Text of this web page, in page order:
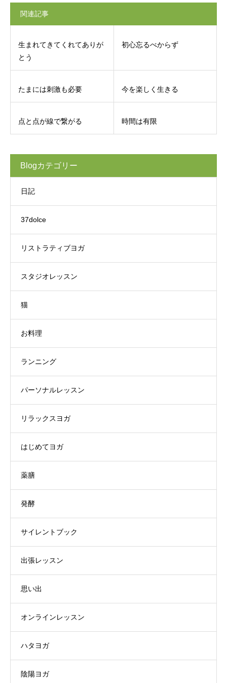
関連記事
生まれてきてくれてありが
とう
初心忘るべからず
たまには刺激も必要 今を楽しく生きる
点と点が線で繋がる 時間は有限
Blogカテゴリー
日記
37dolce
リストラティブヨガ
スタジオレッスン
猫
お料理
ランニング
パーソナルレッスン
リラックスヨガ
はじめてヨガ
薬膳
発酵
サイレントブック
出張レッスン
思い出
オンラインレッスン
ハタヨガ
陰陽ヨガ